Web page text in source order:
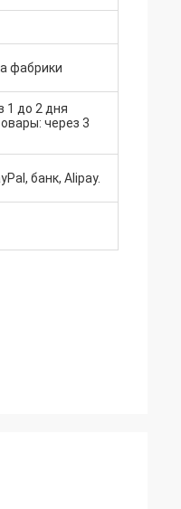
фабрики
1 до 2 дня
через 3
банк, Alipay.